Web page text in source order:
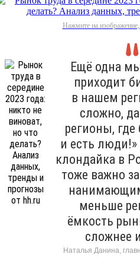
Нажмите на
Ещё одна
приходит
в нашем
сложно,
регионы, где
и есть
клондайка в
тоже важно
меньше
ёмкость
сложнее
Наталья Данина,